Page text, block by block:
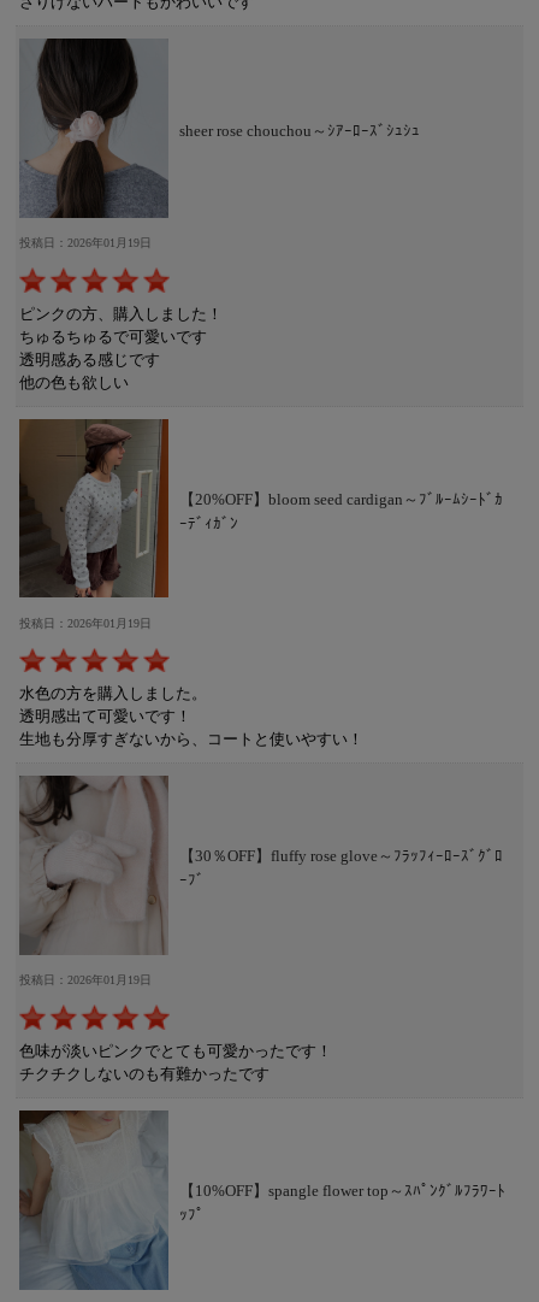
sheer rose chouchou～ｼｱｰﾛｰｽﾞｼｭｼｭ
投稿日：2026年01月19日
ピンクの方、購入しました！
ちゅるちゅるで可愛いです
透明感ある感じです
他の色も欲しい
【20%OFF】bloom seed cardigan～ﾌﾞﾙｰﾑｼｰﾄﾞｶ
ｰﾃﾞｨｶﾞﾝ
投稿日：2026年01月19日
水色の方を購入しました。
透明感出て可愛いです！
生地も分厚すぎないから、コートと使いやすい！
【30％OFF】fluffy rose glove～ﾌﾗｯﾌｨｰﾛｰｽﾞｸﾞﾛ
ｰﾌﾞ
投稿日：2026年01月19日
色味が淡いピンクでとても可愛かったです！
チクチクしないのも有難かったです
【10%OFF】spangle flower top～ｽﾊﾟﾝｸﾞﾙﾌﾗﾜｰﾄ
ｯﾌﾟ